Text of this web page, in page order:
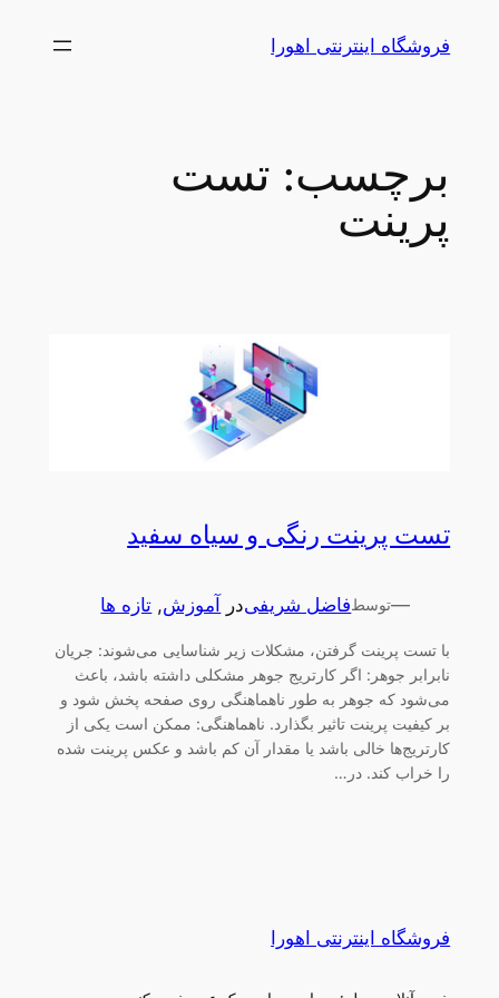
فروشگاه اینترنتی اهورا
برچسب: تست
پرینت
تست پرینت رنگی و سیاه سفید
—توسطفاضل شریفیدر آموزش, تازه ها
با تست پرینت گرفتن، مشکلات زیر شناسایی می‌شوند: جریان
نابرابر جوهر: اگر کارتریج جوهر مشکلی داشته باشد، باعث
می‌شود که جوهر به طور ناهماهنگی روی صفحه پخش شود و
بر کیفیت پرینت تاثیر بگذارد. ناهماهنگی: ممکن است یکی از
کارتریج‌ها خالی باشد یا مقدار آن کم باشد و عکس پرینت شده
را خراب کند. در…
فروشگاه اینترنتی اهورا